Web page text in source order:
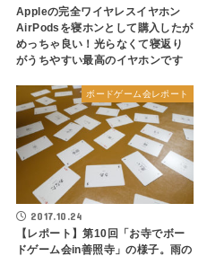
Appleの完全ワイヤレスイヤホン
AirPodsを寝ホンとして購入したが
めっちゃ良い！光らなくて寝返り
がうちやすい最高のイヤホンです
ボードゲーム会レポート
2017.10.24
【レポート】第10回「お寺でボー
ドゲーム会in善照寺」の様子。雨の